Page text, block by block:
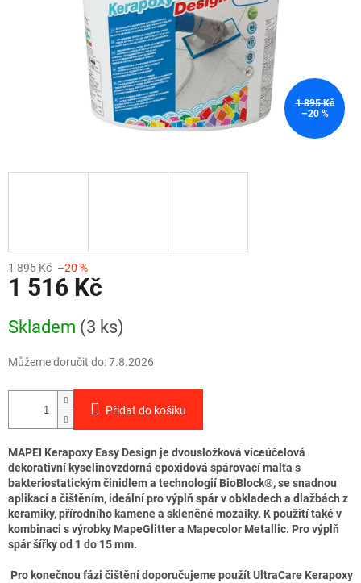
1 895 Kč
–20 %
1 895 Kč –20 %
1 516 Kč
cena:
Skladem (3 ks)
Můžeme doručit do:7.8.2026
Přidat do košíku
MAPEI Kerapoxy Easy Design je dvousložková víceúčelová
dekorativní kyselinovzdorná epoxidová spárovací malta s
bakteriostatickým činidlem a technologií BioBlock®, se snadnou
aplikací a čištěním, ideální pro výplň spár v obkladech a dlažbách z
keramiky, přírodního kamene a skleněné mozaiky. K použití také v
kombinaci s výrobky MapeGlitter a Mapecolor Metallic. Pro výplň
spár šířky od 1 do 15 mm.
Pro konečnou fázi čištění doporučujeme použít UltraCare Kerapoxy